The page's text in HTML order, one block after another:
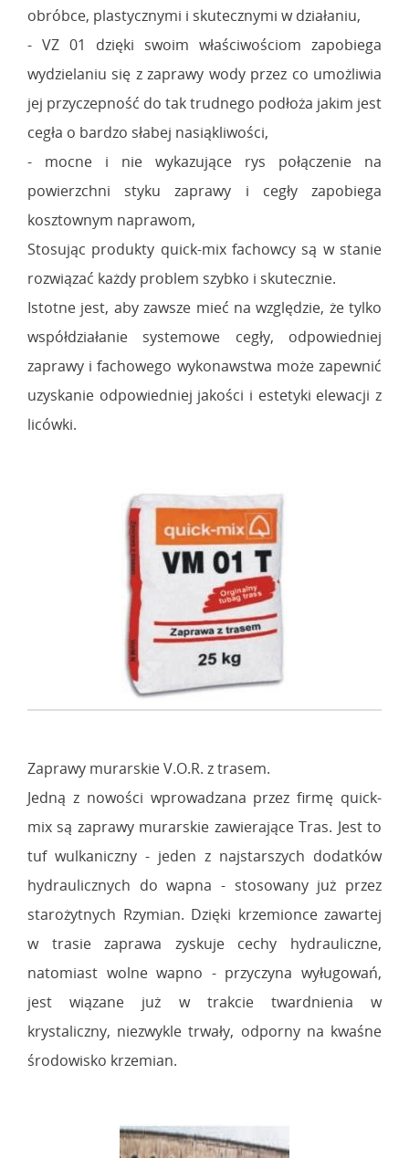
obróbce, plastycznymi i skutecznymi w działaniu,
- VZ 01 dzięki swoim właściwościom zapobiega
wydzielaniu się z zaprawy wody przez co umożliwia
jej przyczepność do tak trudnego podłoża jakim jest
cegła o bardzo słabej nasiąkliwości,
- mocne i nie wykazujące rys połączenie na
powierzchni styku zaprawy i cegły zapobiega
kosztownym naprawom,
Stosując produkty quick-mix fachowcy są w stanie
rozwiązać każdy problem szybko i skutecznie.
Istotne jest, aby zawsze mieć na względzie, że tylko
współdziałanie systemowe cegły, odpowiedniej
zaprawy i fachowego wykonawstwa może zapewnić
uzyskanie odpowiedniej jakości i estetyki elewacji z
licówki.
Zaprawy murarskie V.O.R. z trasem.
Jedną z nowości wprowadzana przez firmę quick-
mix są zaprawy murarskie zawierające Tras. Jest to
tuf wulkaniczny - jeden z najstarszych dodatków
hydraulicznych do wapna - stosowany już przez
starożytnych Rzymian. Dzięki krzemionce zawartej
w trasie zaprawa zyskuje cechy hydrauliczne,
natomiast wolne wapno - przyczyna wyługowań,
jest wiązane już w trakcie twardnienia w
krystaliczny, niezwykle trwały, odporny na kwaśne
środowisko krzemian.